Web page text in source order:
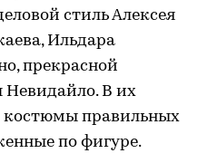
стиль Алексея
Ильдара
прекрасной
В их
костюмы правильных
по фигуре.